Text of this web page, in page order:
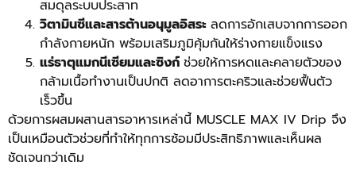
สมดุลระบบประสาท
วิตามินซีและสารต้านอนุมูลอิสระ ลดการอักเสบจากการออก
กำลังกายหนัก พร้อมเสริมภูมิคุ้มกันให้ร่างกายแข็งแรง
แร่ธาตุแมกนีเซียมและซิงก์ ช่วยให้การหดและคลายตัวของ
กล้ามเนื้อทำงานเป็นปกติ ลดอาการตะคริวและช่วยฟื้นตัว
เร็วขึ้น
ด้วยการผสมผสานสารอาหารเหล่านี้ MUSCLE MAX IV Drip จึง
เป็นเหมือนตัวช่วยที่ทำให้ทุกการซ้อมมีประสิทธิภาพและเห็นผล
ชัดเจนกว่าเดิม